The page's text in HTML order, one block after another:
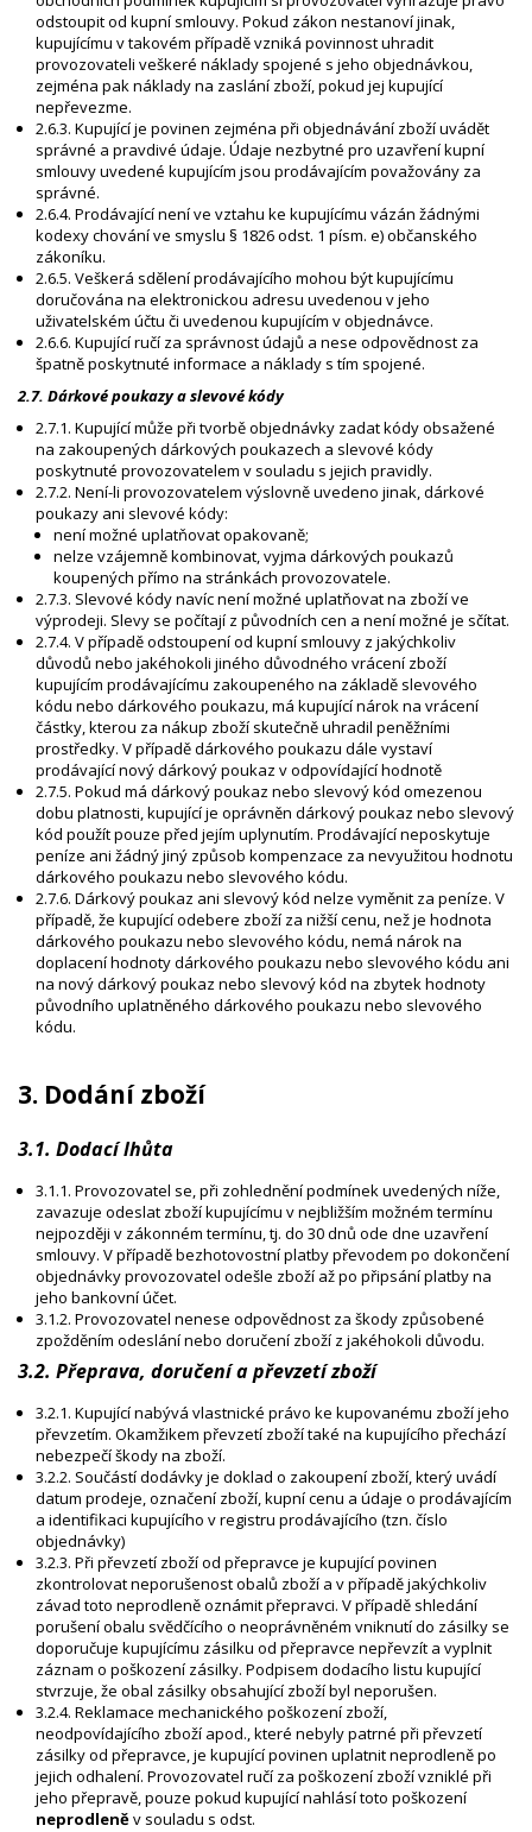
odstoupit od kupní smlouvy. Pokud zákon nestanoví jinak,
kupujícímu v takovém případě vzniká povinnost uhradit
provozovateli veškeré náklady spojené s jeho objednávkou,
zejména pak náklady na zaslání zboží, pokud jej kupující
nepřevezme.
2.6.3. Kupující je povinen zejména při objednávání zboží uvádět
správné a pravdivé údaje. Údaje nezbytné pro uzavření kupní
smlouvy uvedené kupujícím jsou prodávajícím považovány za
správné.
2.6.4. Prodávající není ve vztahu ke kupujícímu vázán žádnými
kodexy chování ve smyslu § 1826 odst. 1 písm. e) občanského
zákoníku.
2.6.5. Veškerá sdělení prodávajícího mohou být kupujícímu
doručována na elektronickou adresu uvedenou v jeho
uživatelském účtu či uvedenou kupujícím v objednávce.
2.6.6. Kupující ručí za správnost údajů a nese odpovědnost za
špatně poskytnuté informace a náklady s tím spojené.
2.7. Dárkové poukazy a slevové kódy
2.7.1. Kupující může při tvorbě objednávky zadat kódy obsažené
na zakoupených dárkových poukazech a slevové kódy
poskytnuté provozovatelem v souladu s jejich pravidly.
2.7.2. Není-li provozovatelem výslovně uvedeno jinak, dárkové
poukazy ani slevové kódy:
není možné uplatňovat opakovaně;
nelze vzájemně kombinovat, vyjma dárkových poukazů
koupených přímo na stránkách provozovatele.
2.7.3. Slevové kódy navíc není možné uplatňovat na zboží ve
výprodeji. Slevy se počítají z původních cen a není možné je sčítat.
2.7.4. V případě odstoupení od kupní smlouvy z jakýchkoliv
důvodů nebo jakéhokoli jiného důvodného vrácení zboží
kupujícím prodávajícímu zakoupeného na základě slevového
kódu nebo dárkového poukazu, má kupující nárok na vrácení
částky, kterou za nákup zboží skutečně uhradil peněžními
prostředky. V případě dárkového poukazu dále vystaví
prodávající nový dárkový poukaz v odpovídající hodnotě
2.7.5. Pokud má dárkový poukaz nebo slevový kód omezenou
dobu platnosti, kupující je oprávněn dárkový poukaz nebo slevový
kód použít pouze před jejím uplynutím. Prodávající neposkytuje
peníze ani žádný jiný způsob kompenzace za nevyužitou hodnotu
dárkového poukazu nebo slevového kódu.
2.7.6. Dárkový poukaz ani slevový kód nelze vyměnit za peníze. V
případě, že kupující odebere zboží za nižší cenu, než je hodnota
dárkového poukazu nebo slevového kódu, nemá nárok na
doplacení hodnoty dárkového poukazu nebo slevového kódu ani
na nový dárkový poukaz nebo slevový kód na zbytek hodnoty
původního uplatněného dárkového poukazu nebo slevového
kódu.
3. Dodání zboží
3.1. Dodací lhůta
3.1.1. Provozovatel se, při zohlednění podmínek uvedených níže,
zavazuje odeslat zboží kupujícímu v nejbližším možném termínu
nejpozději v zákonném termínu, tj. do 30 dnů ode dne uzavření
smlouvy. V případě bezhotovostní platby převodem po dokončení
objednávky provozovatel odešle zboží až po připsání platby na
jeho bankovní účet.
3.1.2. Provozovatel nenese odpovědnost za škody způsobené
zpožděním odeslání nebo doručení zboží z jakéhokoli důvodu.
3.2. Přeprava, doručení a převzetí zboží
3.2.1. Kupující nabývá vlastnické právo ke kupovanému zboží jeho
převzetím. Okamžikem převzetí zboží také na kupujícího přechází
nebezpečí škody na zboží.
3.2.2. Součástí dodávky je doklad o zakoupení zboží, který uvádí
datum prodeje, označení zboží, kupní cenu a údaje o prodávajícím
a identifikaci kupujícího v registru prodávajícího (tzn. číslo
objednávky)
3.2.3. Při převzetí zboží od přepravce je kupující povinen
zkontrolovat neporušenost obalů zboží a v případě jakýchkoliv
závad toto neprodleně oznámit přepravci. V případě shledání
porušení obalu svědčícího o neoprávněném vniknutí do zásilky se
doporučuje kupujícímu zásilku od přepravce nepřevzít a vyplnit
záznam o poškození zásilky. Podpisem dodacího listu kupující
stvrzuje, že obal zásilky obsahující zboží byl neporušen.
3.2.4. Reklamace mechanického poškození zboží,
neodpovídajícího zboží apod., které nebyly patrné při převzetí
zásilky od přepravce, je kupující povinen uplatnit neprodleně po
jejich odhalení. Provozovatel ručí za poškození zboží vzniklé při
jeho přepravě, pouze pokud kupující nahlásí toto poškození
neprodleněv souladu s odst.